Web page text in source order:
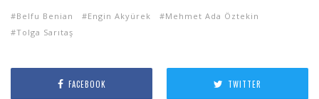
Belfu Benian Engin Akyürek
Mehmet Ada Öztekin
Tolga Sarıtaş
FACEBOOK TWITTER